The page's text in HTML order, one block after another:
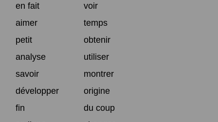
en fait
voir
aimer
temps
petit
obtenir
analyse
utiliser
savoir
montrer
développer
origine
fin
du coup